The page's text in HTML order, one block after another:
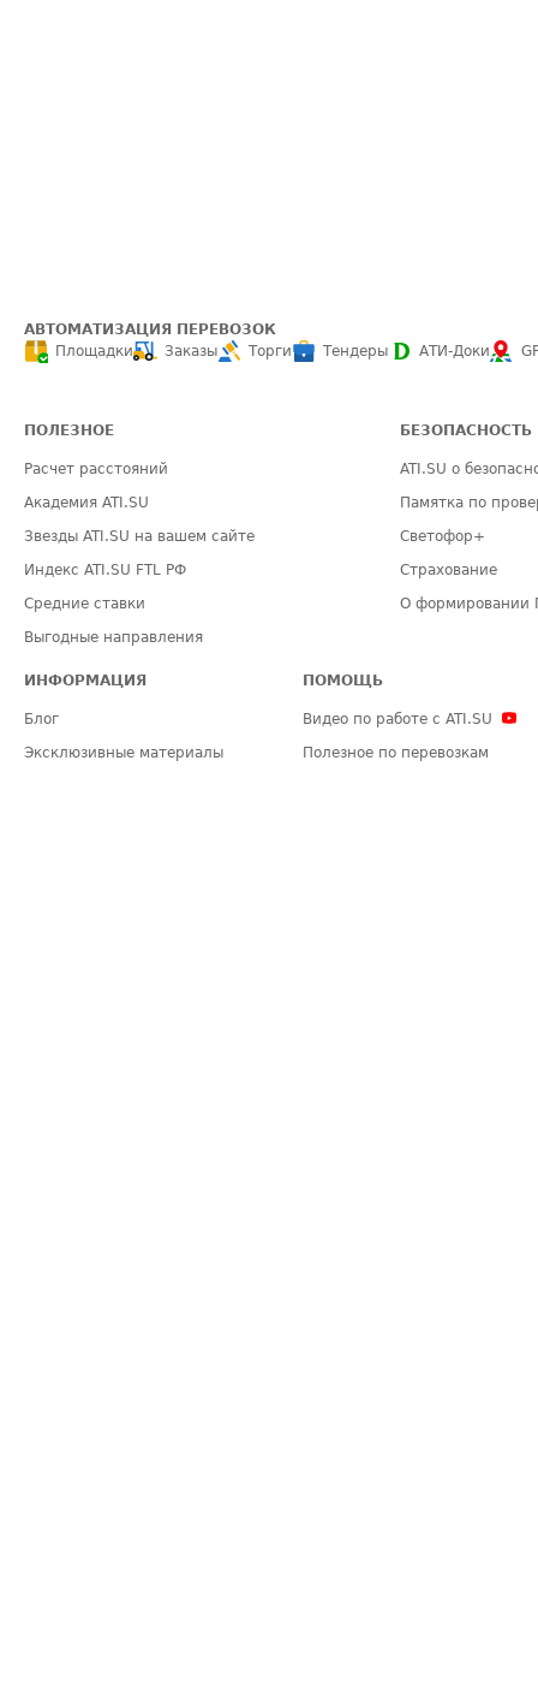
АВТОМАТИЗАЦИЯ ПЕРЕВОЗОК
Площадки
Заказы Торги Тендеры АТИ-Доки
ПОЛЕЗНОЕ
Расчет расстояний
Академия ATI.SU
Звезды ATI.SU на вашем сайте
Индекс ATI.SU FTL РФ
Средние ставки
Выгодные направления
БЕЗОПАСНОСТЬ
ATI.SU о
Памятка по
Светофор+
Страхование
О формировании
ИНФОРМАЦИЯ
Блог
Эксклюзивные материалы
ПОМОЩЬ
Видео по работе с ATI.SU
Полезное по перевозкам